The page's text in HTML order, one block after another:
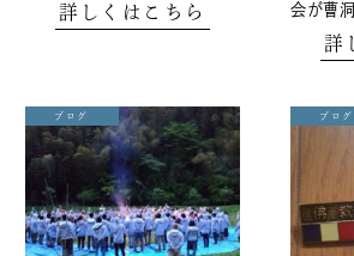
詳しくはこちら
会が曹
詳
ブログ ブログ